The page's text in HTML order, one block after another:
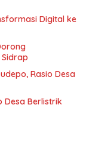
Digital ke
Rasio Desa
Desa Berlistrik